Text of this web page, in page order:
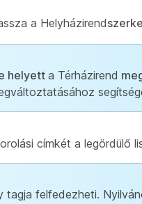
a Helyházirend
helyett a Térházirend
címkét a legördülő
tagja felfedezheti.